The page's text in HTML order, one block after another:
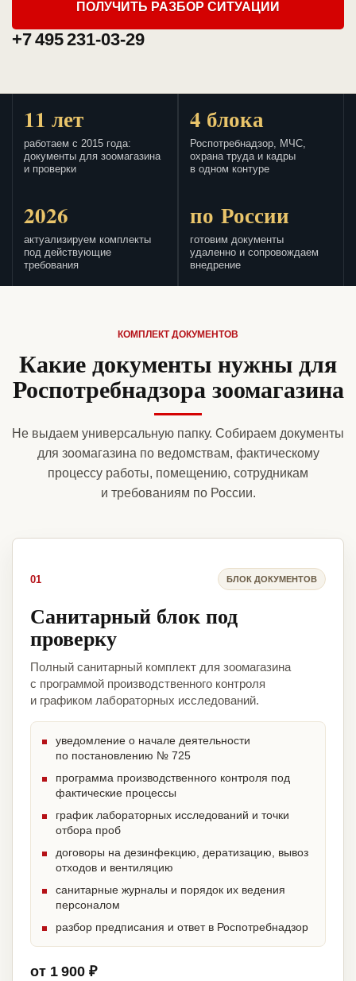
ПОЛУЧИТЬ РАЗБОР СИТУАЦИИ
+7 495 231-03-29
11 лет
работаем с 2015 года:
документы для зоомагазина
и проверки
4 блока
Роспотребнадзор, МЧС,
охрана труда и кадры
в одном контуре
2026
актуализируем комплекты
под действующие
требования
по России
готовим документы
удаленно и сопровождаем
внедрение
КОМПЛЕКТ ДОКУМЕНТОВ
Какие документы нужны для
Роспотребнадзора зоомагазина
Не выдаем универсальную папку. Собираем документы
для зоомагазина по ведомствам, фактическому
процессу работы, помещению, сотрудникам
и требованиям по России.
01 БЛОК ДОКУМЕНТОВ
Санитарный блок под
проверку
Полный санитарный комплект для зоомагазина
с программой производственного контроля
и графиком лабораторных исследований.
уведомление о начале деятельности
по постановлению № 725
программа производственного контроля под
фактические процессы
график лабораторных исследований и точки
отбора проб
договоры на дезинфекцию, дератизацию, вывоз
отходов и вентиляцию
санитарные журналы и порядок их ведения
персоналом
разбор предписания и ответ в Роспотребнадзор
от 1 900 ₽